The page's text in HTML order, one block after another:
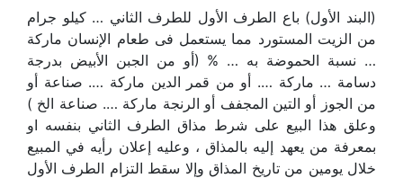
(البند الأول) باع الطرف الأول للطرف الثاني … كيلو جرام
من الزيت المستورد مما يستعمل فى طعام الإنسان ماركة
… نسبة الحموضة به … % (أو من الجبن الأبيض بدرجة
دسامة … ماركة …. أو من قمر الدين ماركة …. صناعة أو
من الجوز أو التين المجفف أو الرنجة ماركة …. صناعة الخ )
وعلق هذا البيع على شرط مذاق الطرف الثاني بنفسه او
بمعرفة من يعهد إليه بالمذاق ، وعليه إعلان رأيه في المبيع
خلال يومين من تاريخ المذاق وإلا سقط التزام الطرف الأول